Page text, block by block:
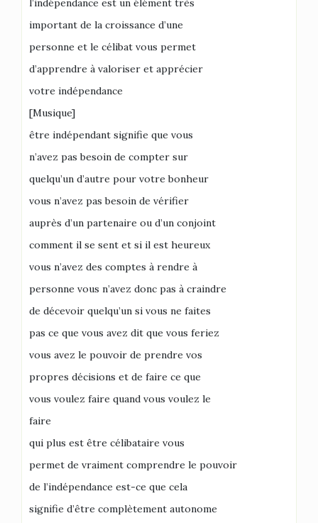
l’indépendance est un élément très
important de la croissance d’une
personne et le célibat vous permet
d’apprendre à valoriser et apprécier
votre indépendance
[Musique]
être indépendant signifie que vous
n’avez pas besoin de compter sur
quelqu’un d’autre pour votre bonheur
vous n’avez pas besoin de vérifier
auprès d’un partenaire ou d’un conjoint
comment il se sent et si il est heureux
vous n’avez des comptes à rendre à
personne vous n’avez donc pas à craindre
de décevoir quelqu’un si vous ne faites
pas ce que vous avez dit que vous feriez
vous avez le pouvoir de prendre vos
propres décisions et de faire ce que
vous voulez faire quand vous voulez le
faire
qui plus est être célibataire vous
permet de vraiment comprendre le pouvoir
de l’indépendance est-ce que cela
signifie d’être complètement autonome